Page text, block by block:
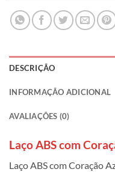
DESCRIÇÃO
INFORMAÇÃO ADICIONAL
AVALIAÇÕES (0)
Laço ABS com
Laço ABS com Coração